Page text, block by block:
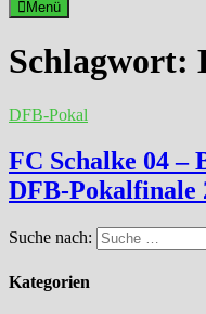
Menü
Schlagwort:
DFB-Pokal
FC Schalke 04 –
DFB-Pokalfinale
Suche nach:
Kategorien